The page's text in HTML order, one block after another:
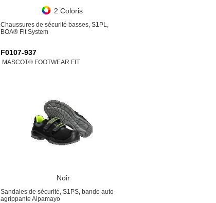
2 Coloris
Chaussures de sécurité basses, S1PL,
BOA® Fit System
F0107-937
MASCOT® FOOTWEAR FIT
Noir
Sandales de sécurité, S1PS, bande auto-
agrippante Alpamayo